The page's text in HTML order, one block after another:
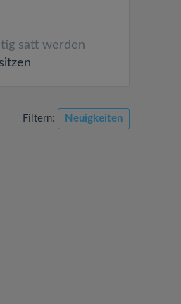
satt werden
Filtern: Neuigkeiten